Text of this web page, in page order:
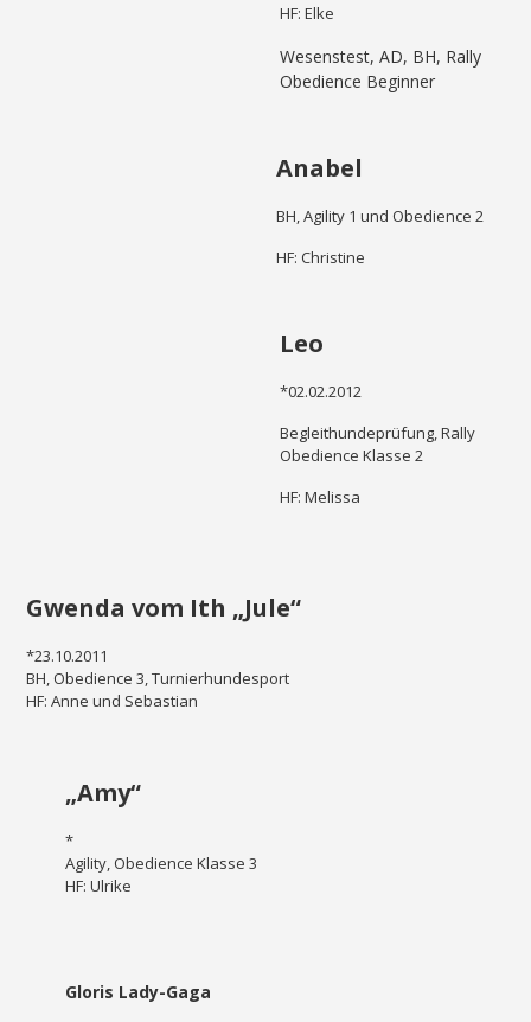
HF: Elke
Wesenstest, AD, BH, Rally
Obedience Beginner
Anabel
BH, Agility 1 und Obedience 2
HF: Christine
Leo
*02.02.2012
Begleithundeprüfung, Rally
Obedience Klasse 2
HF: Melissa
Gwenda vom Ith „Jule“
*23.10.2011
BH, Obedience 3, Turnierhundesport
HF: Anne und Sebastian
„Amy“
*
Agility, Obedience Klasse 3
HF: Ulrike
Gloris Lady-Gaga